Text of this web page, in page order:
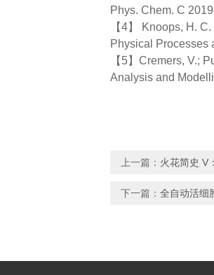
Phys. Chem. C
【4】 Knoops, H.
Physical Processes
【5】Cremers, V.;
Analysis and
上一篇： 火花简史 V
下一篇： 全自动活细